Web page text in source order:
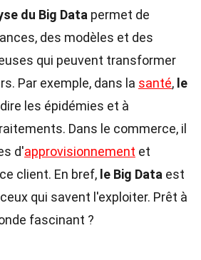
du Big Data permet de
des modèles et des
qui peuvent transformer
Par exemple, dans la santé, le
les épidémies et à
Dans le commerce, il
d'approvisionnement et
client. En bref, le Big Data est
qui savent l'exploiter. Prêt à
fascinant ?